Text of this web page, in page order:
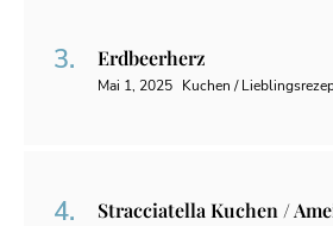
Erdbeerherz
Mai 1, 2025 Kuchen /
Stracciatella Kuchen /